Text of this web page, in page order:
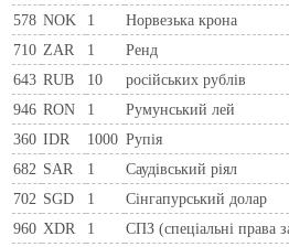
578 NOK 1 Норвезька крона
710 ZAR 1 Ренд
643 RUB 10 російських рублів
946 RON 1 Румунський лей
360 IDR 1000 Рупія
682 SAR 1 Саудівський ріял
702 SGD 1 Сінгапурський долар
960 XDR 1 СПЗ (спеціальні права